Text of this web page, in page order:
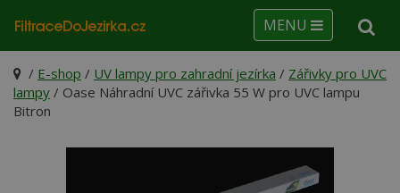
MENU
/ E-shop / UV lampy pro zahradní jezírka / Zářivky pro UVC
lampy / Oase Náhradní UVC zářivka 55 W pro UVC lampu
Bitron